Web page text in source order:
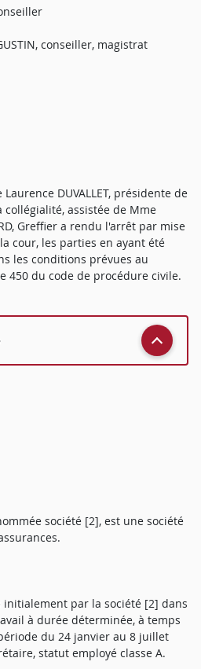
conseiller, magistrat
DUVALLET, présidente de
assistée de Mme
Greffier a rendu l'arrêt par mise
cour, les parties en ayant été
les conditions prévues au
450 du code de procédure civile.
société [2], est une société
initialement par la société [2] dans
à durée déterminée, à temps
du 24 janvier au 8 juillet
statut employé classe A.